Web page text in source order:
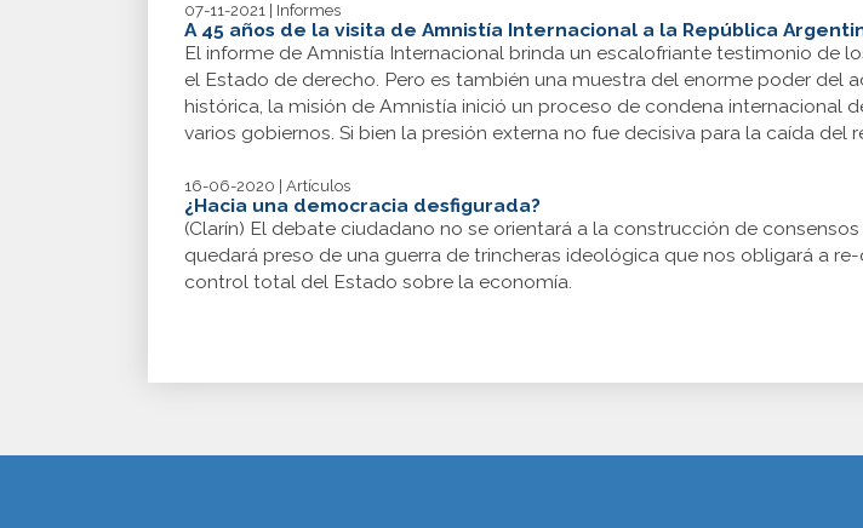
07-11-2021 | Informes
A 45 años de la visita de Amnistía Internacional a la República
El informe de Amnistía Internacional brinda un escalofriante testimonio de
el Estado de derecho. Pero es también una muestra del enorme poder del
histórica, la misión de Amnistía inició un proceso de condena
varios gobiernos. Si bien la presión externa no fue decisiva para la caída
16-06-2020 | Artículos
¿Hacia una democracia desfigurada?
(Clarín) El debate ciudadano no se orientará a la construcción de
quedará preso de una guerra de trincheras ideológica que nos obligará a
control total del Estado sobre la economía.